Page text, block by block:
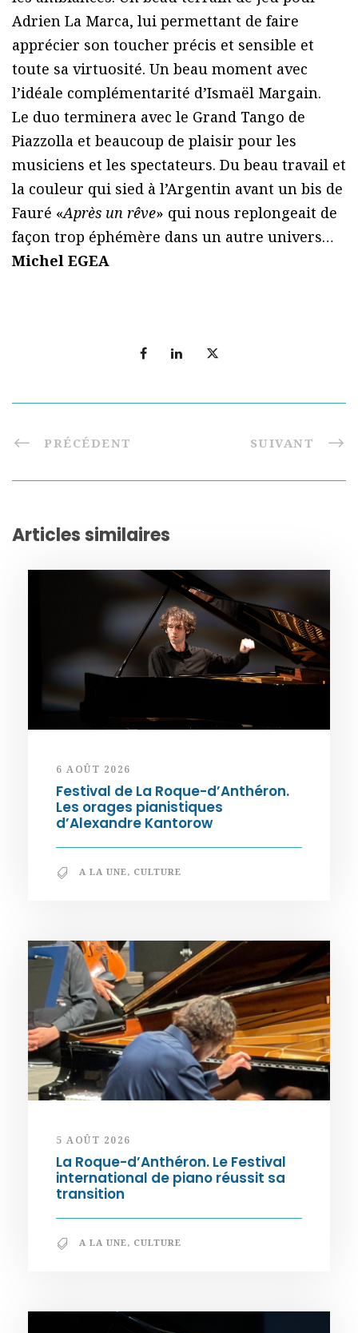
Adrien La Marca, lui permettant de faire
apprécier son toucher précis et sensible et
toute sa virtuosité. Un beau moment avec
l’idéale complémentarité d’Ismaël Margain.
Le duo terminera avec le Grand Tango de
Piazzolla et beaucoup de plaisir pour les
musiciens et les spectateurs. Du beau travail et
la couleur qui sied à l’Argentin avant un bis de
Fauré «Après un rêve» qui nous replongeait de
façon trop éphémère dans un autre univers…
Michel EGEA
PRÉCÉDENT SUIVANT
Articles similaires
6 AOÛT 2026
Festival de La Roque-d’Anthéron.
Les orages pianistiques
d’Alexandre Kantorow
A LA UNE, CULTURE
5 AOÛT 2026
La Roque-d’Anthéron. Le Festival
international de piano réussit sa
transition
A LA UNE, CULTURE